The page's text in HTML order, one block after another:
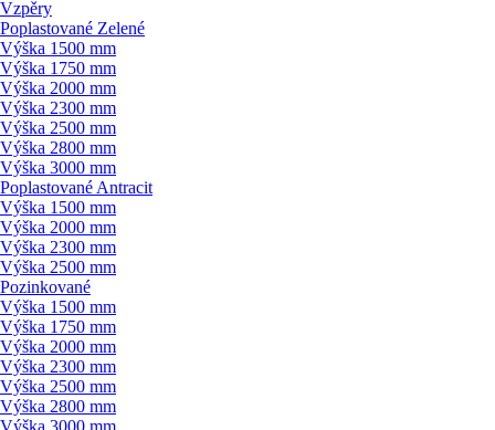
Vzpěry
Poplastované Zelené
Výška 1500 mm
Výška 1750 mm
Výška 2000 mm
Výška 2300 mm
Výška 2500 mm
Výška 2800 mm
Výška 3000 mm
Poplastované Antracit
Výška 1500 mm
Výška 2000 mm
Výška 2300 mm
Výška 2500 mm
Pozinkované
Výška 1500 mm
Výška 1750 mm
Výška 2000 mm
Výška 2300 mm
Výška 2500 mm
Výška 2800 mm
Výška 3000 mm